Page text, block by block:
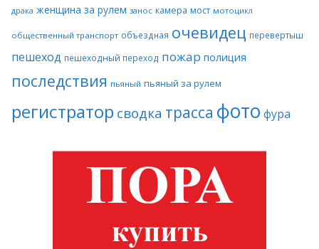
драка женщина за рулем занос камера мост мотоцикл
общественный транспорт объездная очевидец перевертыш
пешеход пешеходный переход пожар полиция
последствия пьяный пьяный за рулем
регистратор сводка трасса фото фура